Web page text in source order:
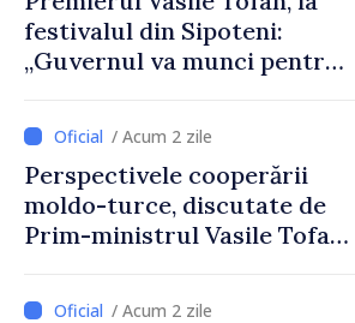
festivalul din Sipoteni:
„Guvernul va munci pentru
comunitate și toți
moldovenii să prospere”
/ Acum 2 zile
Perspectivele cooperării
moldo-turce, discutate de
Prim-ministrul Vasile Tofan
Uygar Mustafa Sertel
/ Acum 2 zile